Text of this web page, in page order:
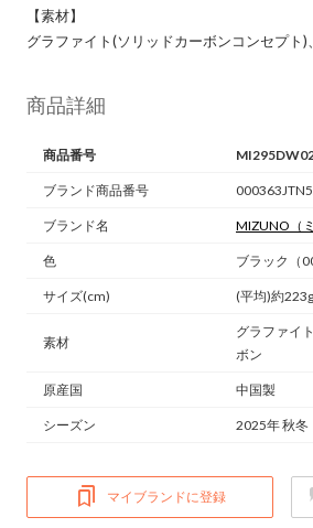
【素材】
グラファイト(ソリッドカーボンコンセプト
商品詳細
商品番号
ブランド商品番号
ブランド名 MIZUNO （
色 ブラック（
サイズ(cm) (平均)約
素材
グラファイ
ボン
原産国 中国製
シーズン 2025年 秋冬
マイブランドに登録